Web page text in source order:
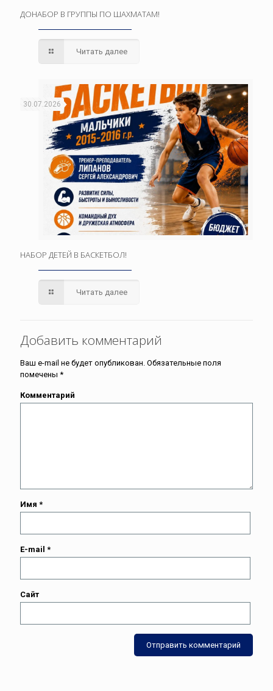
ДОНАБОР В ГРУППЫ ПО ШАХМАТАМ!
Читать далее
30.07.2026
НАБОР ДЕТЕЙ В БАСКЕТБОЛ!
Читать далее
Добавить комментарий
Ваш e-mail не будет опубликован. Обязательные поля
помечены *
Комментарий
Имя *
E-mail *
Сайт